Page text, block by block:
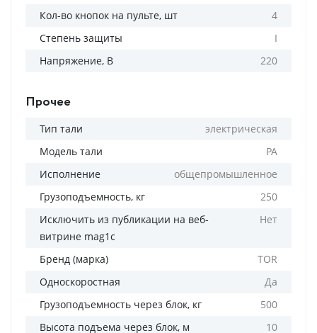
Кол-во кнопок на пульте, шт
4
Степень защиты
I
Напряжение, В
220
Прочее
Тип тали
электрическая
Модель тали
РА
Исполнение
общепромышленное
Грузоподъемность, кг
250
Исключить из публикации на веб-
витрине mag1c
Нет
Бренд (марка)
TOR
Односкоростная
Да
Грузоподъемность через блок, кг
500
Высота подъема через блок, м
10